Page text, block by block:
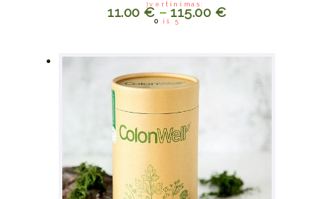
Įvertinimas:
0 iš 5
11.00 €–115.00 €